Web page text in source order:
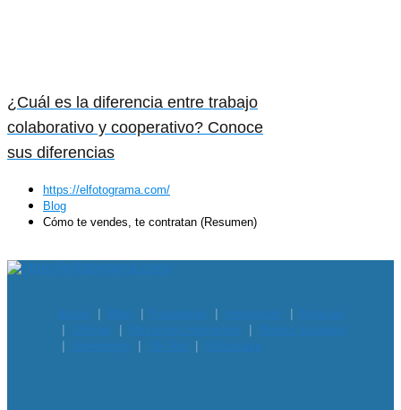
¿Cuál es la diferencia entre trabajo
colaborativo y cooperativo? Conoce
sus diferencias
https://elfotograma.com/
Blog
Cómo te vendes, te contratan (Resumen)
Autos Blog Facebook Instagram
Noticias
Oficina
Recursos Humanos
Redes Sociales
Streaming
Tik Tok Whatsapp